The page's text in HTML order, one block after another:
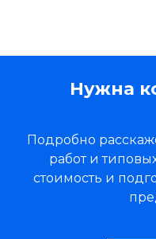
Нужна
Подробно
работ и
стоимость и